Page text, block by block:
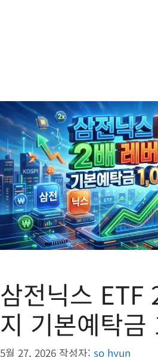
삼전닉스 ETF
지 기본예탁금
5월 27, 2026 작성자: so hyun